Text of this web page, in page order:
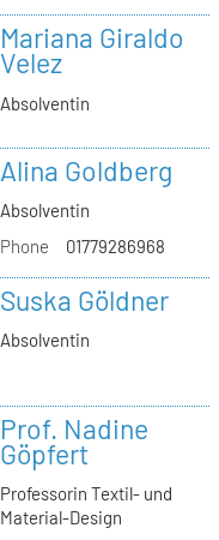
Mariana Giraldo
Velez
Absolventin
Alina Goldberg
Absolventin
Phone
01779286968
Suska Göldner
Absolventin
Prof. Nadine
Göpfert
Professorin Textil- und
Material-Design